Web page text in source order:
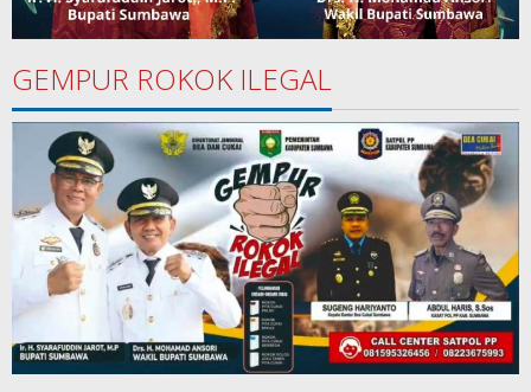
GEMPUR ROKOK ILEGAL